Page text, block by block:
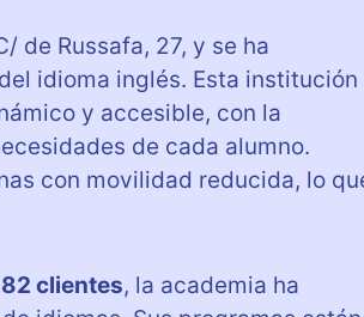
de Russafa, 27, y se ha
idioma inglés. Esta institución
y accesible, con la
de cada alumno.
con movilidad reducida, lo
clientes, la academia ha